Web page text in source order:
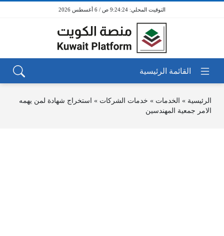
9:24:24 ص / 6 أغسطس 2026
الرئيسية » الخدمات » خدمات الشركات » استخراج شهادة لمن يهمه
الامر جمعية المهندسين